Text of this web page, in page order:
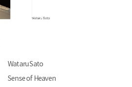
Wataru Sato
Sense of Heaven